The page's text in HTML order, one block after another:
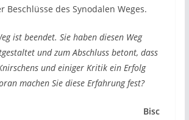
Beschlüsse des Synodalen Weges.
ist beendet. Sie haben diesen Weg
und zum Abschluss betont, dass
und einiger Kritik ein Erfolg
machen Sie diese Erfahrung fest?
Bisc